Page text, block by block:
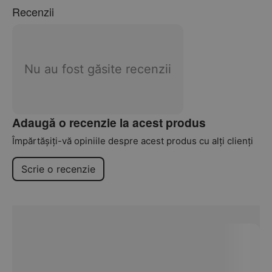
Recenzii
Nu au fost găsite recenzii
Adaugă o recenzie la acest produs
Împărtășiți-vă opiniile despre acest produs cu alți clienți
Scrie o recenzie